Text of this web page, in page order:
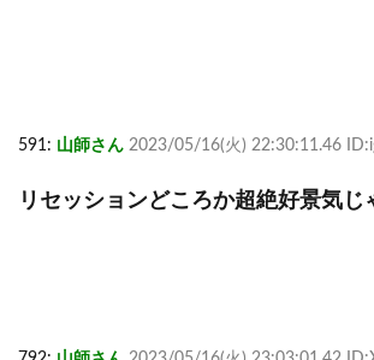
591: 山師さん 2023/05/16(火) 22:30:11.46
リセッションどころか超絶好景気じ